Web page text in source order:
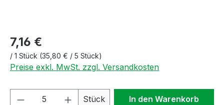
7,16 €
/ 1 Stück (35,80 € / 5 Stück)
Preise exkl. MwSt. zzgl. Versandkosten
Produkt Anzahl: Gib den
Stück In den Warenkorb